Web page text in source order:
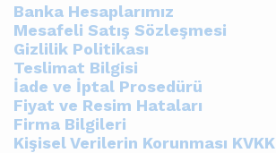
Banka Hesaplarımız
Mesafeli Satış Sözleşmesi
Gizlilik Politikası
Teslimat Bilgisi
İade ve İptal Prosedürü
Fiyat ve Resim Hataları
Firma Bilgileri
Kişisel Verilerin Korunması KVKK